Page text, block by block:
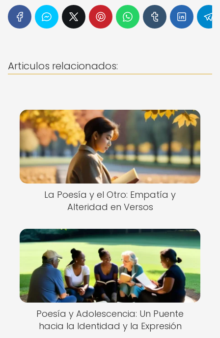
Articulos relacionados:
La Poesía y el Otro: Empatía y
Alteridad en Versos
Poesía y Adolescencia: Un Puente
hacia la Identidad y la Expresión